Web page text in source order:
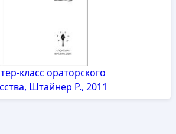
класс ораторского
Штайнер Р., 2011